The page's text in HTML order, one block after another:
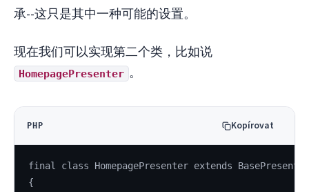
承--这只是其中一种可能的设置。
现在我们可以实现第二个类，比如说
HomepagePresenter 。
PHP Kopírovat
final class HomepagePresenter extends BasePresenter
{